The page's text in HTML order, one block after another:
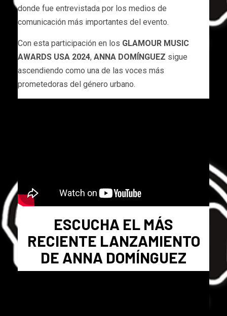
donde fue entrevistada por los medios de
comunicación más importantes del evento.
Con esta participación en los GLAMOUR MUSIC
AWARDS USA 2024, ANNA DOMÍNGUEZ sigue
ascendiendo como una de las voces más
prometedoras del género urbano.
ESCUCHA EL MÁS
RECIENTE LANZAMIENTO
DE ANNA DOMÍNGUEZ